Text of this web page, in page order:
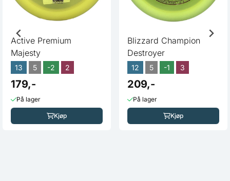
Active Premium
Majesty
13 5 -2 2
179,-
På lager
Kjøp
Blizzard Champion
Destroyer
12 5 -1 3
209,-
På lager
Kjøp